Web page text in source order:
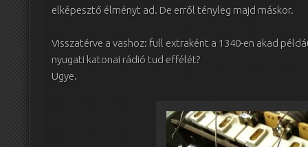
elképesztő élményt ad. De erről tényleg majd máskor.
Visszatérve a vashoz: full extraként a 1340-en akad
nyugati katonai rádió tud effélét?
Ugye.